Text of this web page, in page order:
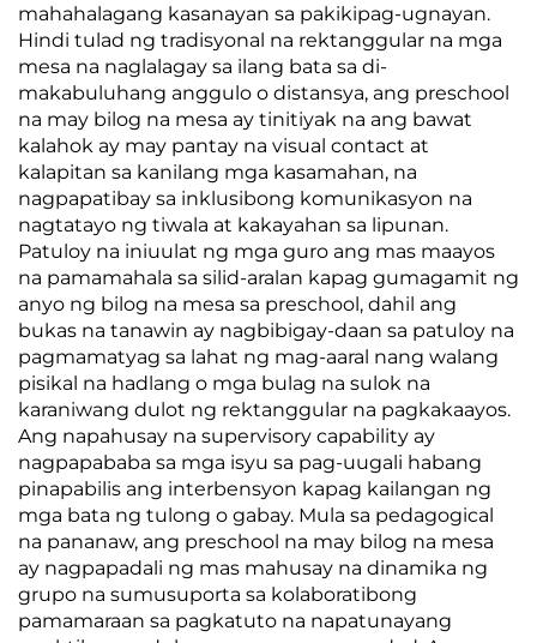
mahahalagang kasanayan sa pakikipag-ugnayan.
Hindi tulad ng tradisyonal na rektanggular na mga
mesa na naglalagay sa ilang bata sa di-
makabuluhang anggulo o distansya, ang preschool
na may bilog na mesa ay tinitiyak na ang bawat
kalahok ay may pantay na visual contact at
kalapitan sa kanilang mga kasamahan, na
nagpapatibay sa inklusibong komunikasyon na
nagtatayo ng tiwala at kakayahan sa lipunan.
Patuloy na iniuulat ng mga guro ang mas maayos
na pamamahala sa silid-aralan kapag gumagamit ng
anyo ng bilog na mesa sa preschool, dahil ang
bukas na tanawin ay nagbibigay-daan sa patuloy na
pagmamatyag sa lahat ng mag-aaral nang walang
pisikal na hadlang o mga bulag na sulok na
karaniwang dulot ng rektanggular na pagkakaayos.
Ang napahusay na supervisory capability ay
nagpapababa sa mga isyu sa pag-uugali habang
pinapabilis ang interbensyon kapag kailangan ng
mga bata ng tulong o gabay. Mula sa pedagogical
na pananaw, ang preschool na may bilog na mesa
ay nagpapadali ng mas mahusay na dinamika ng
grupo na sumusuporta sa kolaboratibong
pamamaraan sa pagkatuto na napatunayang